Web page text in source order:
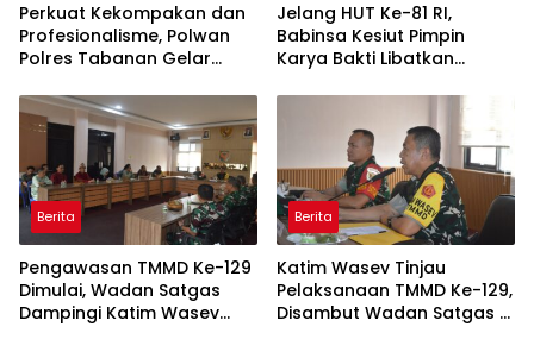
Perkuat Kekompakan dan
Profesionalisme, Polwan
Polres Tabanan Gelar
Jelang HUT Ke-81 RI,
Babinsa Kesiut Pimpin
Karya Bakti Libatkan
Udayana
Berita
Pengawasan TMMD Ke-129
Dimulai, Wadan Satgas
Dampingi Katim Wasev
Berita
Katim Wasev Tinjau
Pelaksanaan TMMD Ke-129,
Disambut Wadan Satgas di